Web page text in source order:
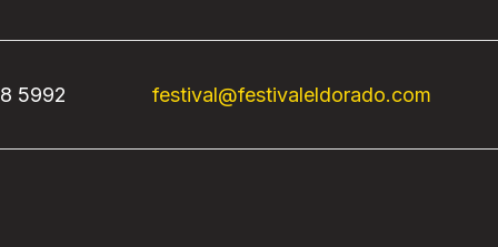
5992 festival@festivaleldorado.com